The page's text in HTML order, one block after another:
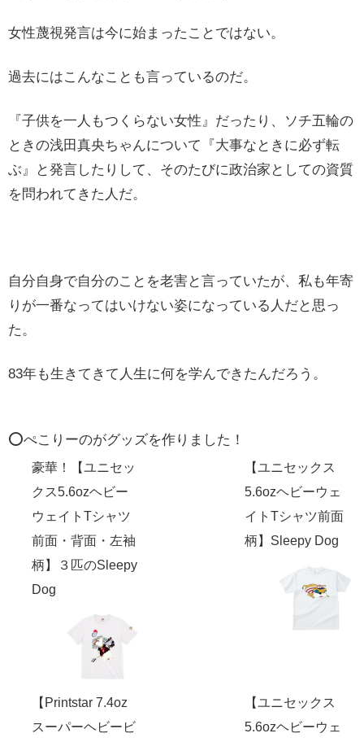
女性蔑視発言は今に始まったことではない。
過去にはこんなことも言っているのだ。
『子供を一人もつくらない女性』だったり、ソチ五輪の
ときの浅田真央ちゃんについて『大事なときに必ず転
ぶ』と発言したりして、そのたびに政治家としての資質
を問われてきた人だ。
自分自身で自分のことを老害と言っていたが、私も年寄
りが一番なってはいけない姿になっている人だと思っ
た。
83年も生きてきて人生に何を学んできたんだろう。
⭕️ぺこりーのがグッズを作りました！
豪華！【ユニセッ
クス5.6ozヘビー
ウェイトTシャツ
前面・背面・左袖
柄】３匹のSleepy
Dog
【ユニセックス
5.6ozヘビーウェ
イトTシャツ前面
柄】Sleepy Dog
【Printstar 7.4oz
スーパーヘビービ
【ユニセックス
5.6ozヘビーウェ